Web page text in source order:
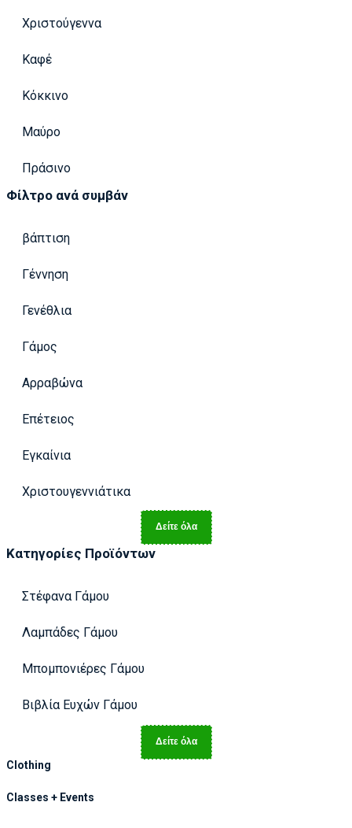
Χριστούγεννα
Καφέ
Κόκκινο
Μαύρο
Πράσινο
Φίλτρο ανά συμβάν
βάπτιση
Γέννηση
Γενέθλια
Γάμος
Αρραβώνα
Επέτειος
Εγκαίνια
Χριστουγεννιάτικα
Δείτε όλα
Κατηγορίες Προϊόντων
Στέφανα Γάμου
Λαμπάδες Γάμου
Μπομπονιέρες Γάμου
Βιβλία Ευχών Γάμου
Δείτε όλα
Clothing
Classes + Events